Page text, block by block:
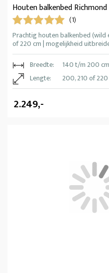
Houten balkenbed Richmond
(1)
Prachtig houten balkenbed (wild
of 220 cm | mogelijkheid
Breedte:
140 t/m 200 cm
Lengte:
200, 210 of
2.249,-